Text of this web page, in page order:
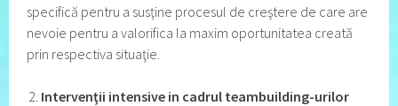
specifică pentru a susţine procesul de creştere de care are
nevoie pentru a valorifica la maxim oportunitatea creată
prin respectiva situaţie.
Intervenţii intensive in cadrul teambuilding-urilor